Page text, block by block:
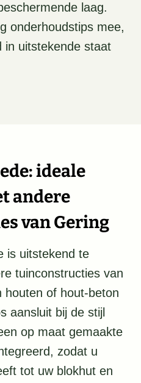
laag.
onderhoudstips mee,
in uitstekende staat
ideale
andere
van Gering
is uitstekend te
tuinconstructies van
houten of hout-beton
aansluit bij de stijl
op maat gemaakte
zodat u
tot uw blokhut en